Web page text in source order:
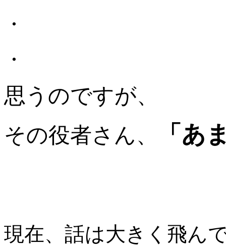
・
・
思うのですが、
その役者さん、
「あ
現在、話は大きく飛ん